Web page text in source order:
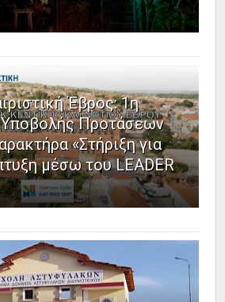
Έβρος: 1η
Προτάσεων
«Στήριξη για
μέσω του LEADER